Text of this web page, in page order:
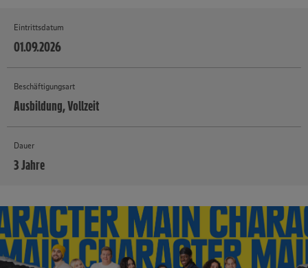
Eintrittsdatum
01.09.2026
Beschäftigungsart
Ausbildung, Vollzeit
Dauer
3 Jahre